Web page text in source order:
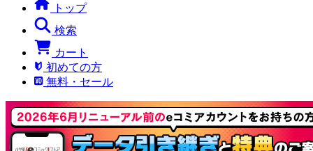
トップ
検索
カート
初めての方
無料・セール